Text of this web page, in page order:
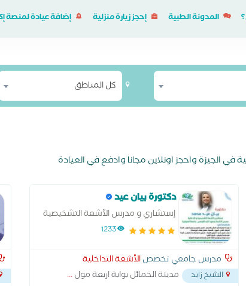
المدونة الطبية إحجز زيارة منزلية إضافة عيادة
كل المناطق
الجيزة واحجز اونلاين مجانا وادفع في العيادة
دكتورة بيان عيد
إستشاري و مدرس الآشعة التشخيصية
و التداخلية بمعهد الكبد القومي -
1233
مدرس جامعي تخصصالأشعة التداخلية
الشيخ زايد مدينة الخمائل بوابة اربعة مول...